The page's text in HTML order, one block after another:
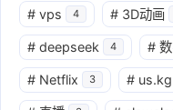
# vps 4 # 3D动画
# deepseek 4 #
# Netflix 3 # us.kg